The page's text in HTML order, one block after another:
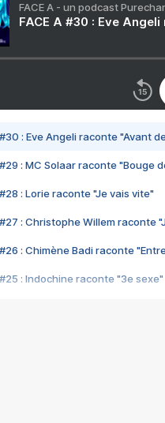
FACE A - un podcast
FACE A #30 : Eve
#30 : Eve Angeli raconte "Avant
#29 : MC Solaar raconte "Bouge
#28 : Lorie raconte "Je vais vite"
#27 : Christophe Willem raconte
#26 : Chimène Badi raconte
#25 : Indochine raconte "3e sexe"